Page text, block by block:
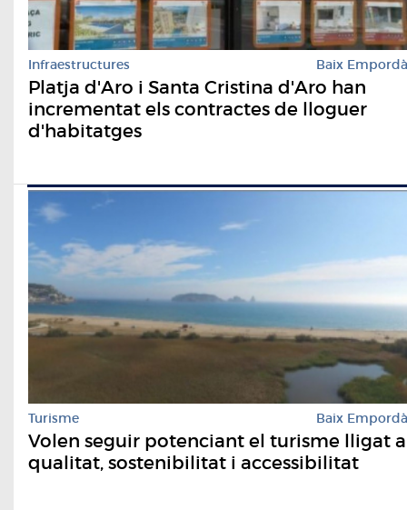
Infraestructures Baix Empordà
Platja d'Aro i Santa Cristina d'Aro han
incrementat els contractes de lloguer
d'habitatges
Turisme Baix Empordà
Volen seguir potenciant el turisme lligat a
qualitat, sostenibilitat i accessibilitat